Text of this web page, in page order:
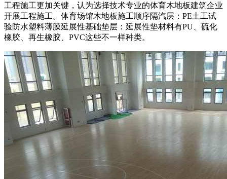
工程施工更加关键，认为选择技术专业的体育木地板建筑企业
开展工程施工。体育场馆木地板施工顺序隔汽层：PE土工试
验防水塑料薄膜延展性基础垫层：延展性垫材料有PU、硫化
橡胶、再生橡胶、PVC这些不一样种类。